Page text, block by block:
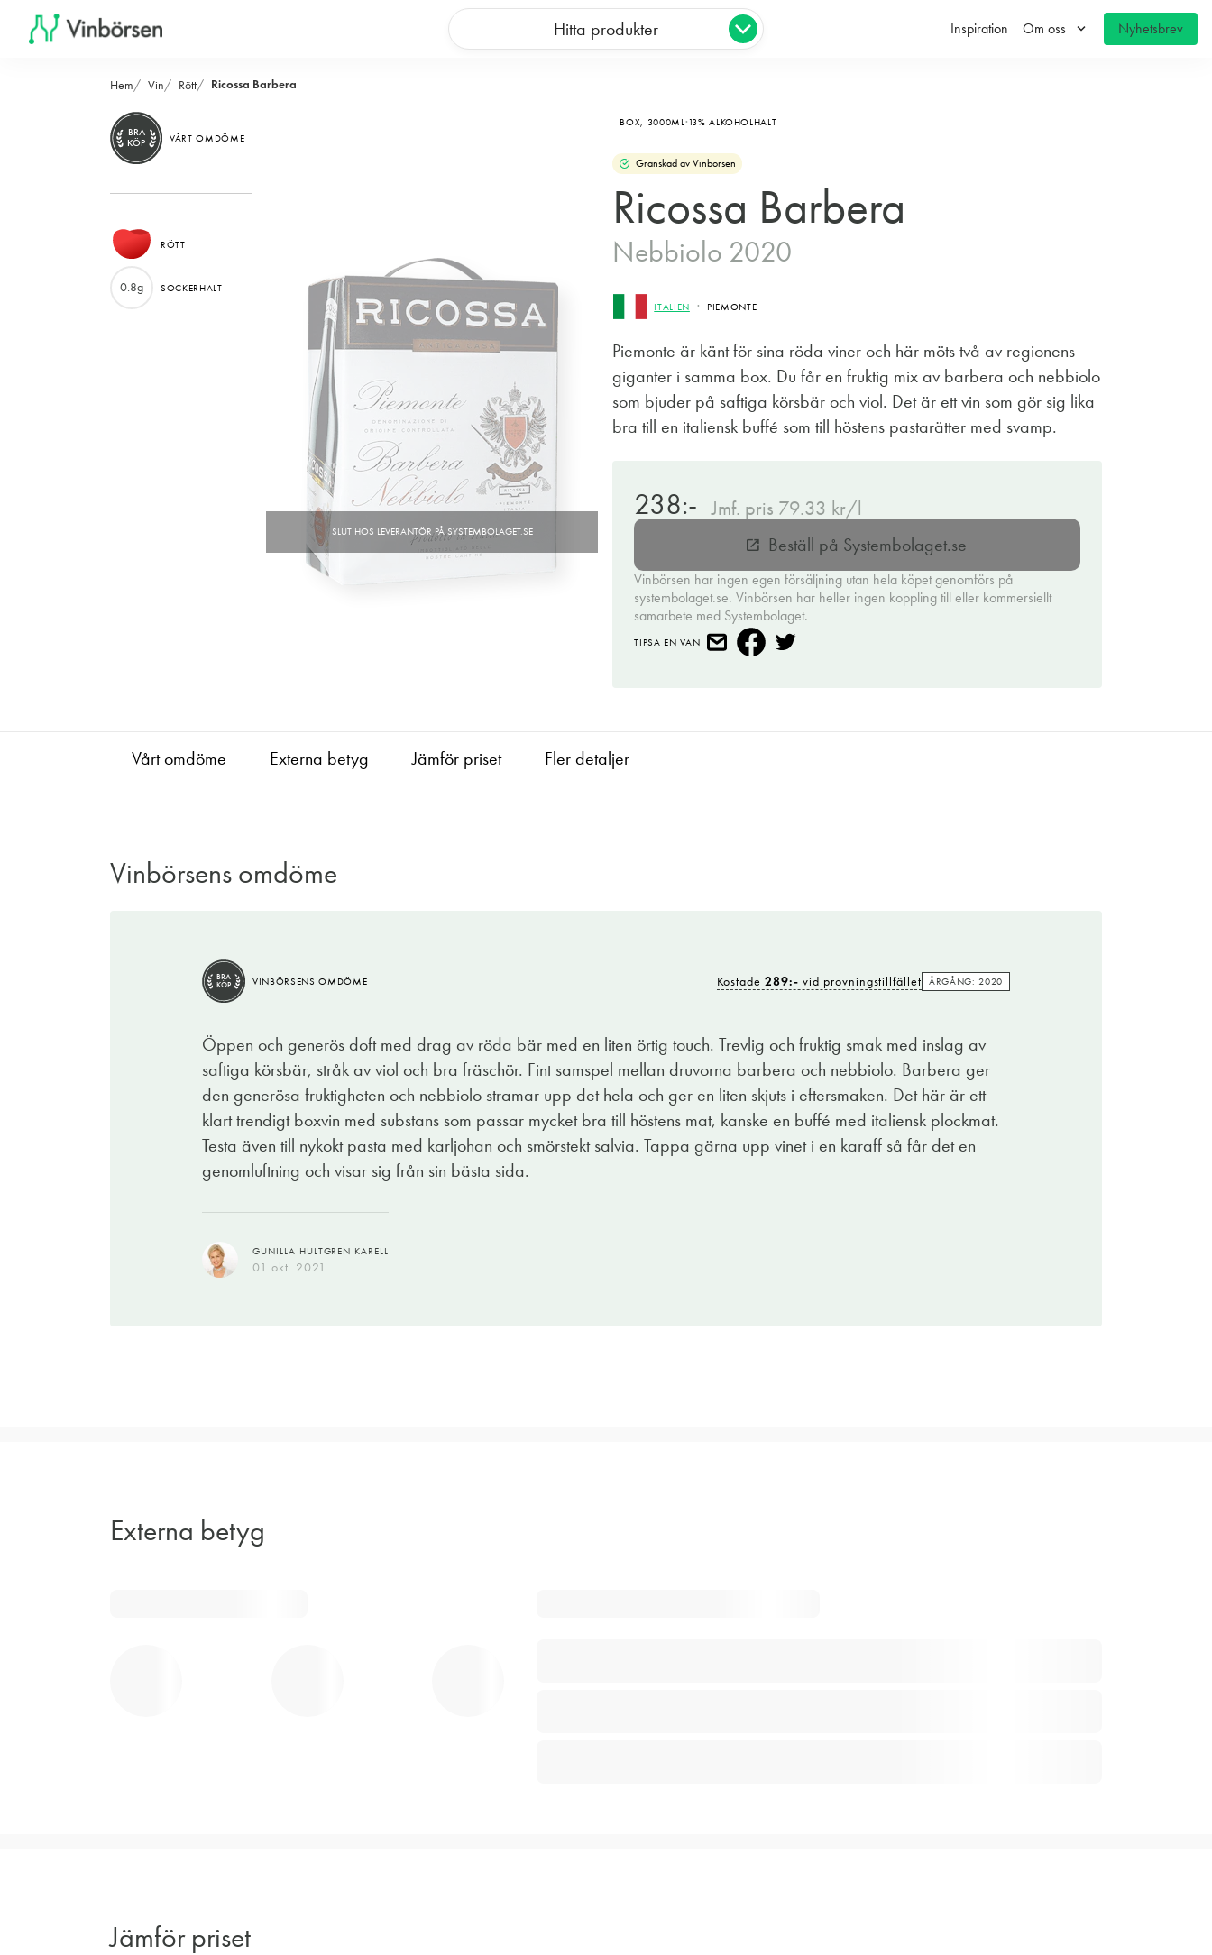
Hitta produkter Inspiration Om oss keyboard_arrow_down Nyhetsbrev
Hem Vin Rött Ricossa Barbera
BOX, 3000ML 13% ALKOHOLHALT
Granskad av Vinbörsen
Ricossa Barbera
Nebbiolo 2020
ITALIEN PIEMONTE
Piemonte är känt för sina röda viner och här möts två av regionens
giganter i samma box. Du får en fruktig mix av barbera och nebbiolo
som bjuder på saftiga körsbär och viol. Det är ett vin som gör sig lika
bra till en italiensk buffé som till höstens pastarätter med svamp.
BRA
KÖP
VÅRT OMDÖME
RÖTT
0.8g SOCKERHALT
238:- Jmf. pris 79.33 kr/l
open_in_new Beställ på Systembolaget.se
Vinbörsen har ingen egen försäljning utan hela köpet genomförs på
systembolaget.se. Vinbörsen har heller ingen koppling till eller kommersiellt
samarbete med Systembolaget.
TIPSA EN VÄN
Vårt omdöme Externa betyg Jämför priset Fler detaljer
Vinbörsens omdöme
BRA
KÖP
VINBÖRSENS OMDÖME Kostade289:- vid provningstillfället ÅRGÅNG: 2020
Öppen och generös doft med drag av röda bär med en liten örtig touch. Trevlig och fruktig smak med inslag av
saftiga körsbär, stråk av viol och bra fräschör. Fint samspel mellan druvorna barbera och nebbiolo. Barbera ger
den generösa fruktigheten och nebbiolo stramar upp det hela och ger en liten skjuts i eftersmaken. Det här är ett
klart trendigt boxvin med substans som passar mycket bra till höstens mat, kanske en buffé med italiensk plockmat.
Testa även till nykokt pasta med karljohan och smörstekt salvia. Tappa gärna upp vinet i en karaff så får det en
genomluftning och visar sig från sin bästa sida.
GUNILLA HULTGREN KARELL
01 okt. 2021
Externa betyg
Jämför priset